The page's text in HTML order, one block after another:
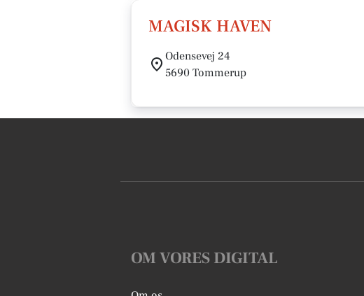
MAGISK HAVEN
Odensevej 24
5690 Tommerup
OM VORES DIGITAL